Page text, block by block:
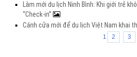
Làm mới du lịch Ninh Bình: Khi giới trẻ
“Check-in”
Cánh cửa mới để du lịch Việt Nam khai
1 2 3